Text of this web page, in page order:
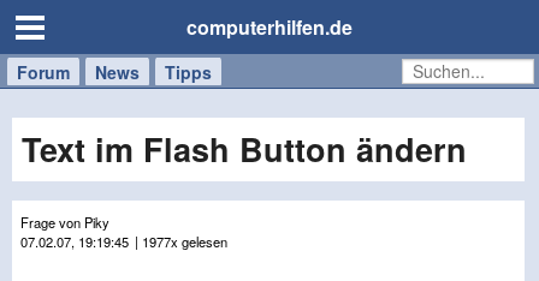
computerhilfen.de
Forum News Tipps
Handy
Tablet
Windows
Mac
Text im Flash Button ändern
Frage von Piky
07.02.07, 19:19:45 | 1977x gelesen